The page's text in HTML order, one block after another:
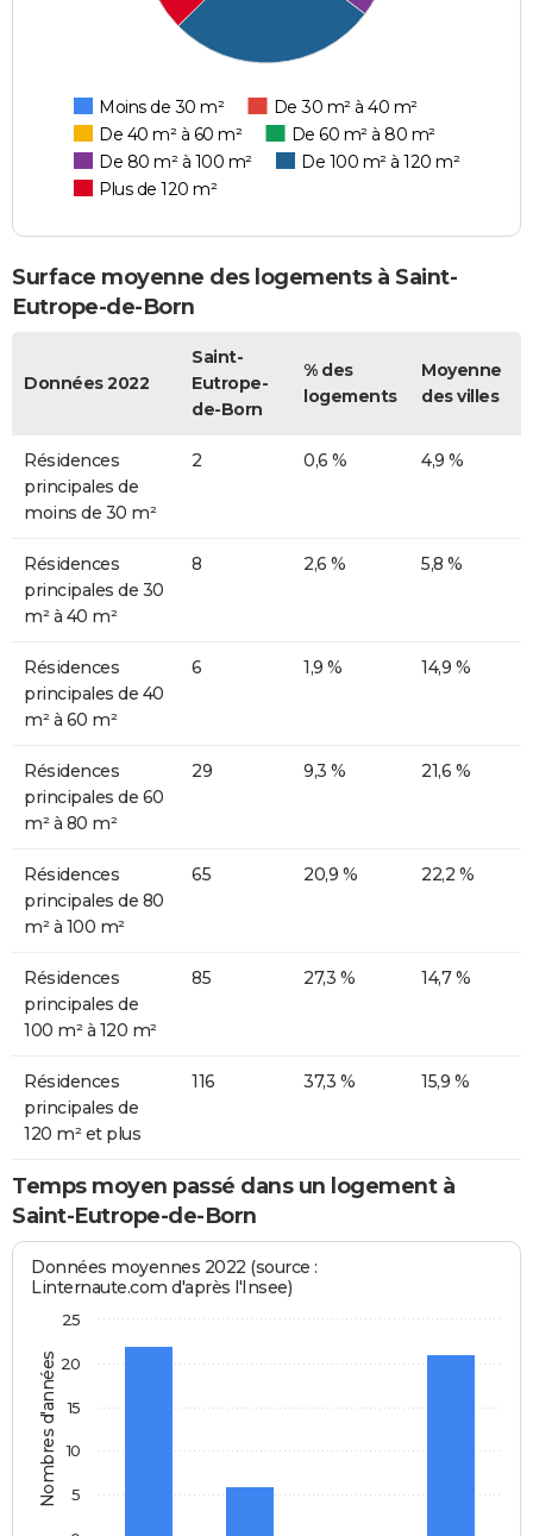
Moins de 30 m²
De 30 m² à 40 m²
De 40 m² à 60 m²
De 60 m² à 80 m²
De 80 m² à 100 m²
De 100 m² à 120 m²
Plus de 120 m²
Surface moyenne des logements à Saint-
Eutrope-de-Born
Données 2022
Saint-
Eutrope-
de-Born
% des
logements
Moyenne
des villes
Résidences
principales de
moins de 30 m²
2 0,6 % 4,9 %
Résidences
principales de 30
m² à 40 m²
8 2,6 % 5,8 %
Résidences
principales de 40
m² à 60 m²
6 1,9 % 14,9 %
Résidences
principales de 60
m² à 80 m²
29 9,3 % 21,6 %
Résidences
principales de 80
m² à 100 m²
65 20,9 % 22,2 %
Résidences
principales de
100 m² à 120 m²
85 27,3 % 14,7 %
Résidences
principales de
120 m² et plus
116 37,3 % 15,9 %
Temps moyen passé dans un logement à
Saint-Eutrope-de-Born
Nombres d'années
Données moyennes 2022 (source :
Linternaute.com d'après l'Insee)
5
10
15
20
25